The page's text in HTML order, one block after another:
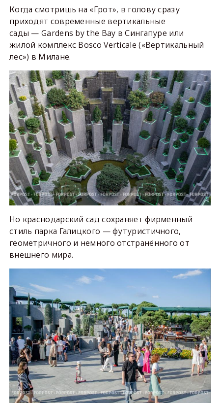
Когда смотришь на «Грот», в голову сразу
приходят современные вертикальные
сады — Gardens by the Bay в Сингапуре или
жилой комплекс Bosco Verticale («Вертикальный
лес») в Милане.
Но краснодарский сад сохраняет фирменный
стиль парка Галицкого — футуристичного,
геометричного и немного отстранённого от
внешнего мира.